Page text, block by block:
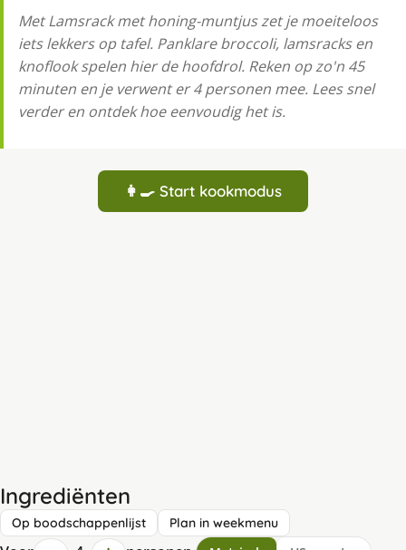
Met Lamsrack met honing-muntjus zet je moeiteloos
iets lekkers op tafel. Panklare broccoli, lamsracks en
knoflook spelen hier de hoofdrol. Reken op zo'n 45
minuten en je verwent er 4 personen mee. Lees snel
verder en ontdek hoe eenvoudig het is.
👩‍🍳 Start kookmodus
Ingrediënten
Op boodschappenlijst Plan in weekmenu